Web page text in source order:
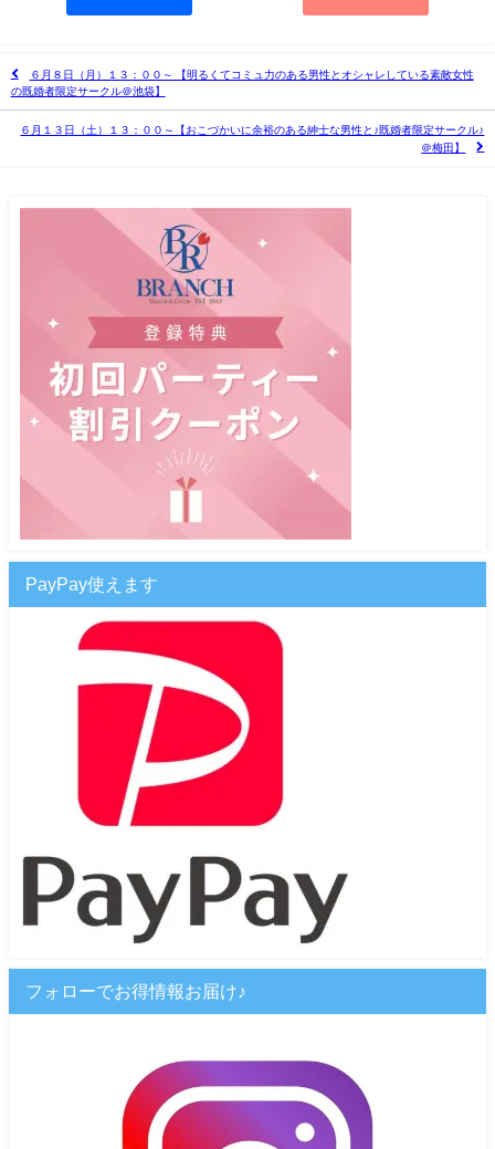
６月８日（月）１３：００～ 【明るくてコミュ力のある男性とオシャレしている素敵女性
の既婚者限定サークル＠池袋】
６月１３日（土）１３：００～【おこづかいに余裕のある紳士な男性と♪既婚者限定サークル♪
＠梅田】
PayPay使えます
フォローでお得情報お届け♪